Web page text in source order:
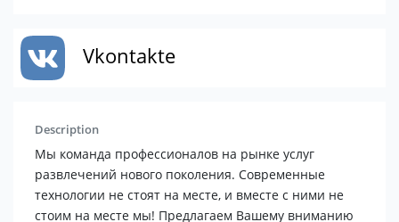
Vkontakte
Description
Мы команда профессионалов на рынке услуг
развлечений нового поколения. Современные
технологии не стоят на месте, и вместе с ними не
стоим на месте мы! Предлагаем Вашему вниманию